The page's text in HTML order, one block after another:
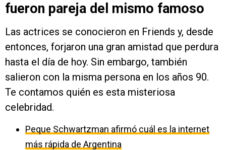
fueron pareja del mismo famoso
Las actrices se conocieron en Friends y, desde
entonces, forjaron una gran amistad que perdura
hasta el día de hoy. Sin embargo, también
salieron con la misma persona en los años 90.
Te contamos quién es esta misteriosa
celebridad.
Peque Schwartzman afirmó cuál es la internet
más rápida de Argentina